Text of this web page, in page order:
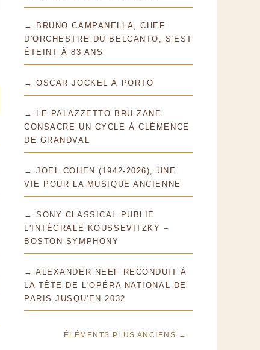
→ BRUNO CAMPANELLA, CHEF
D'ORCHESTRE DU BELCANTO, S'EST
ÉTEINT À 83 ANS
→ OSCAR JOCKEL À PORTO
→ LE PALAZZETTO BRU ZANE
CONSACRE UN CYCLE À CLÉMENCE
DE GRANDVAL
→ JOEL COHEN (1942-2026), UNE
VIE POUR LA MUSIQUE ANCIENNE
→ SONY CLASSICAL PUBLIE
L'INTÉGRALE KOUSSEVITZKY –
BOSTON SYMPHONY
→ ALEXANDER NEEF RECONDUIT À
LA TÊTE DE L'OPÉRA NATIONAL DE
PARIS JUSQU'EN 2032
ÉLÉMENTS PLUS ANCIENS →